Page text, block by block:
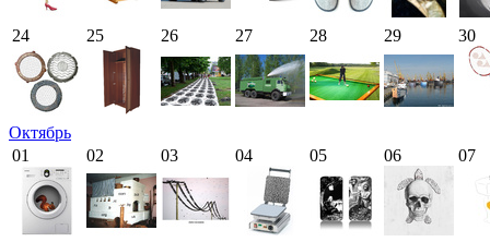
24 25 26 27 28 29 30
Октябрь
01
02 03 04 05 06 07